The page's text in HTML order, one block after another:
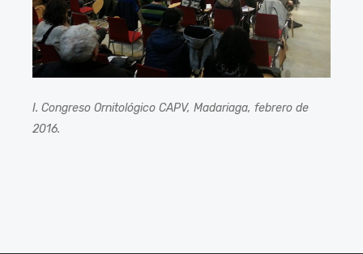
I. Congreso Ornitológico CAPV, Madariaga, febrero de
2016.